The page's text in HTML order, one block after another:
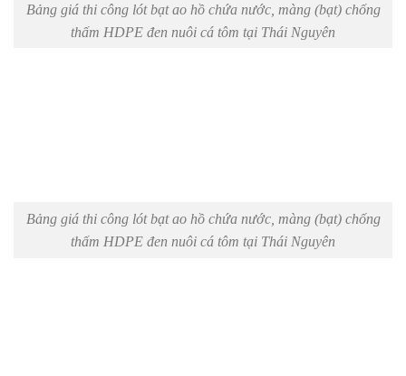
Bảng giá thi công lót bạt ao hồ chứa nước, màng (bạt) chống
thấm HDPE đen nuôi cá tôm tại Thái Nguyên
Bảng giá thi công lót bạt ao hồ chứa nước, màng (bạt) chống
thấm HDPE đen nuôi cá tôm tại Thái Nguyên